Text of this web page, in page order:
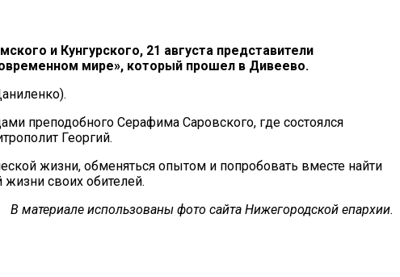
и Кунгурского, 21 августа представители
мире», который прошел в Дивеево.
преподобного Серафима Саровского, где состоялся
Георгий.
жизни, обменяться опытом и попробовать вместе найти
своих обителей.
В материале использованы фото сайта Нижегородской епархии.